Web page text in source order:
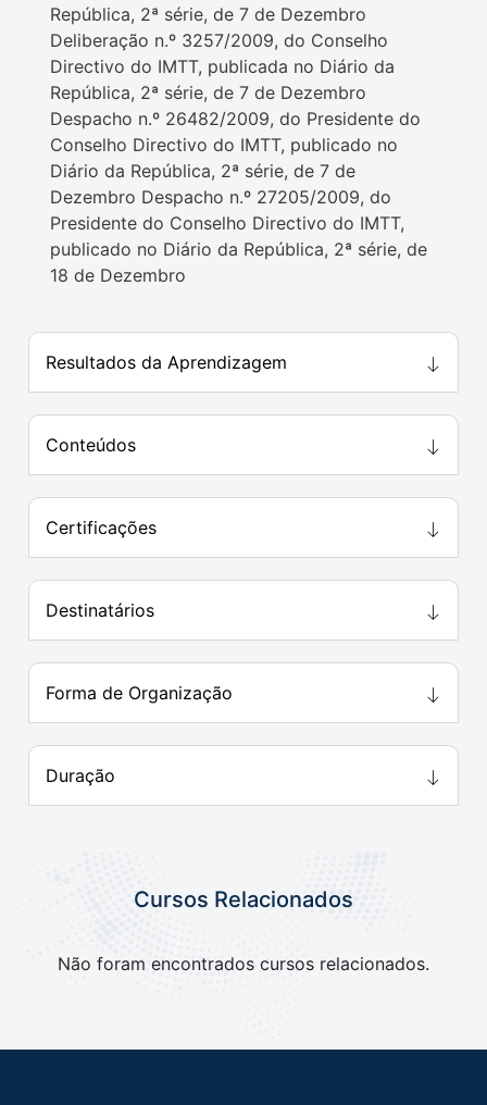
República, 2ª série, de 7 de Dezembro
Deliberação n.º 3257/2009, do Conselho
Directivo do IMTT, publicada no Diário da
República, 2ª série, de 7 de Dezembro
Despacho n.º 26482/2009, do Presidente do
Conselho Directivo do IMTT, publicado no
Diário da República, 2ª série, de 7 de
Dezembro Despacho n.º 27205/2009, do
Presidente do Conselho Directivo do IMTT,
publicado no Diário da República, 2ª série, de
18 de Dezembro
Resultados da Aprendizagem
Conteúdos
Certificações
Destinatários
Forma de Organização
Duração
Cursos Relacionados
Não foram encontrados cursos relacionados.